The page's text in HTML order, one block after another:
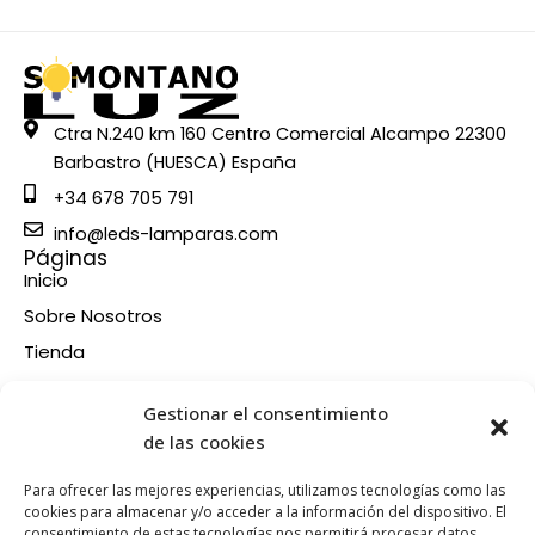
Gestionar el consentimiento
de las cookies
Para ofrecer las mejores experiencias, utilizamos tecnologías como las
cookies para almacenar y/o acceder a la información del dispositivo. El
Ctra N.240 km 160 Centro Comercial Alcampo 22300
Barbastro (HUESCA) España
+34 678 705 791
info@leds-lamparas.com
Páginas
Inicio
Sobre Nosotros
Tienda
Información
Condiciones de compra